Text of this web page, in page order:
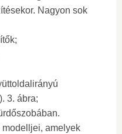
Nagyon sok
3. ábra;
modelljei, amelyek